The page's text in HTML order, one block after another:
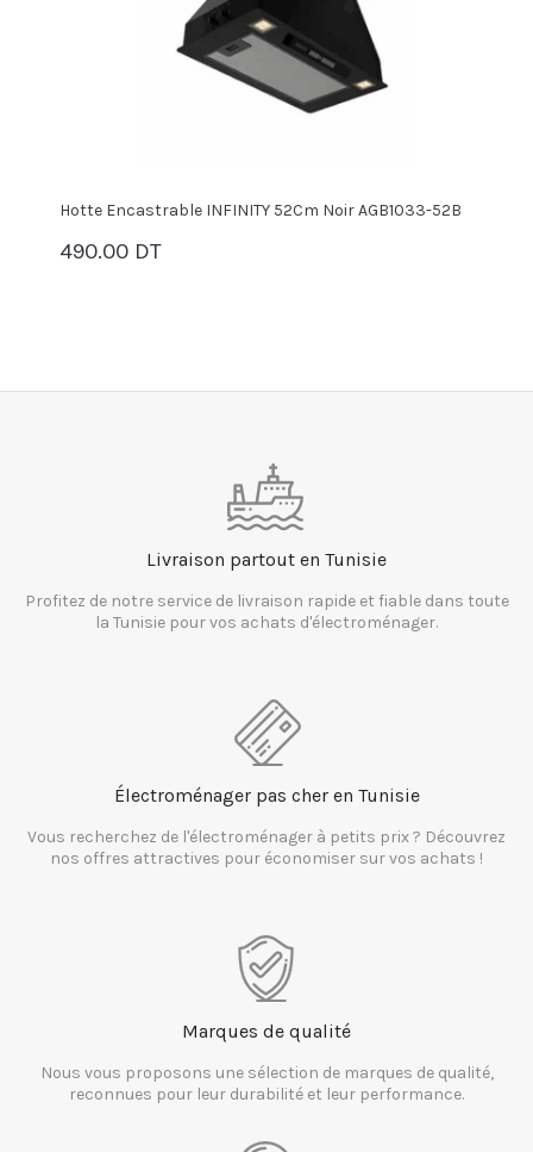
Hotte Encastrable INFINITY 52Cm Noir AGB1033-52B
490.00 DT
PANIER
Livraison partout en Tunisie
Profitez de notre service de livraison rapide et fiable dans toute
la Tunisie pour vos achats d'électroménager.
Électroménager pas cher en Tunisie
Vous recherchez de l'électroménager à petits prix ? Découvrez
nos offres attractives pour économiser sur vos achats !
Marques de qualité
Nous vous proposons une sélection de marques de qualité,
reconnues pour leur durabilité et leur performance.